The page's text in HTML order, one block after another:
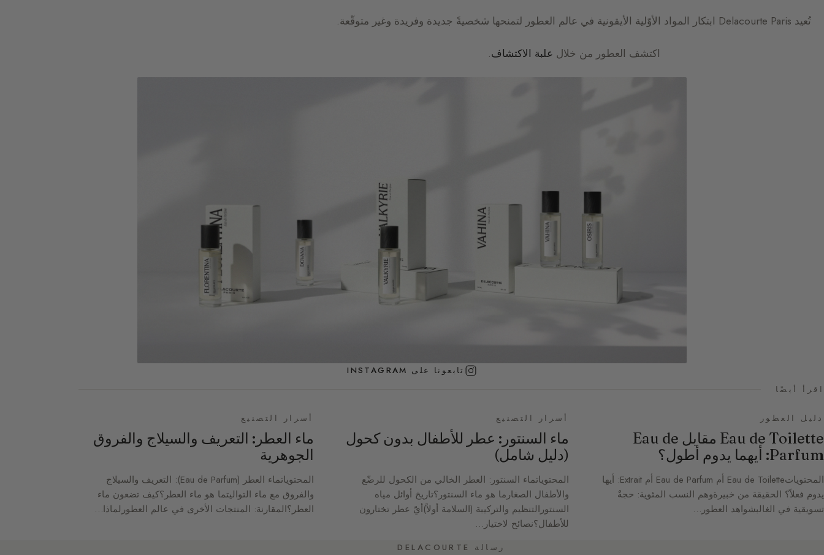
تُعيد Delacourte Paris ابتكار المواد الأوّلية الأيقونية في عالم العطور لتمنحها شخصيةً جديدة وفريدة وغير متوقّعة.
اكتشف العطور من خلال علبة الاكتشاف.
تابعونا على INSTAGRAM
اقرأ أيضًا
دليل العطور
Eau de Toilette مقابل Eau de
Parfum: أيهما يدوم أطول؟
المحتوياتEau de Toilette أم Eau de Parfum أم Extrait: أيها
يدوم فعلاً؟ الحقيقة من خبيرةوهم النسب المئوية: حجةٌ
تسويقية في الغالبشواهد العطور…
أسرار التصنيع
ماء السنتور: عطر للأطفال بدون كحول
(دليل شامل)
المحتوياتماء السنتور: العطر الخالي من الكحول للرضّع
والأطفال الصغارما هو ماء السنتور؟تاريخ أوائل مياه
السنتورالتنظيم والتركيبة (السلامة أولاً)أيّ عطر تختارون
للأطفال؟نصائح لاختيار…
أسرار التصنيع
ماء العطر: التعريف والسيلاج والفروق
الجوهرية
المحتوياتماء العطر (Eau de Parfum): التعريف والسيلاج
والفروق مع ماء التواليتما هو ماء العطر؟كيف تضعون ماء
العطر؟المقارنة: المنتجات الأخرى في عالم العطورلماذا…
رسالة DELACOURTE